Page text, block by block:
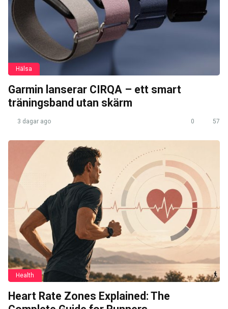
Hälsa
Garmin lanserar CIRQA – ett smart
träningsband utan skärm
3 dagar ago 0 57
Health
Heart Rate Zones Explained: The